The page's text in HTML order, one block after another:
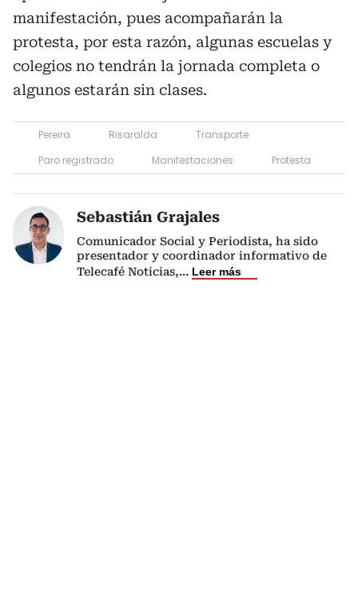
manifestación, pues acompañarán la
protesta, por esta razón, algunas escuelas y
colegios no tendrán la jornada completa o
algunos estarán sin clases.
Pereira Risaralda
Transporte
Paro registrado
Manifestaciones Protesta
Sebastián Grajales
Comunicador Social y Periodista, ha sido
presentador y coordinador informativo de
Telecafé Noticias,... Leer más